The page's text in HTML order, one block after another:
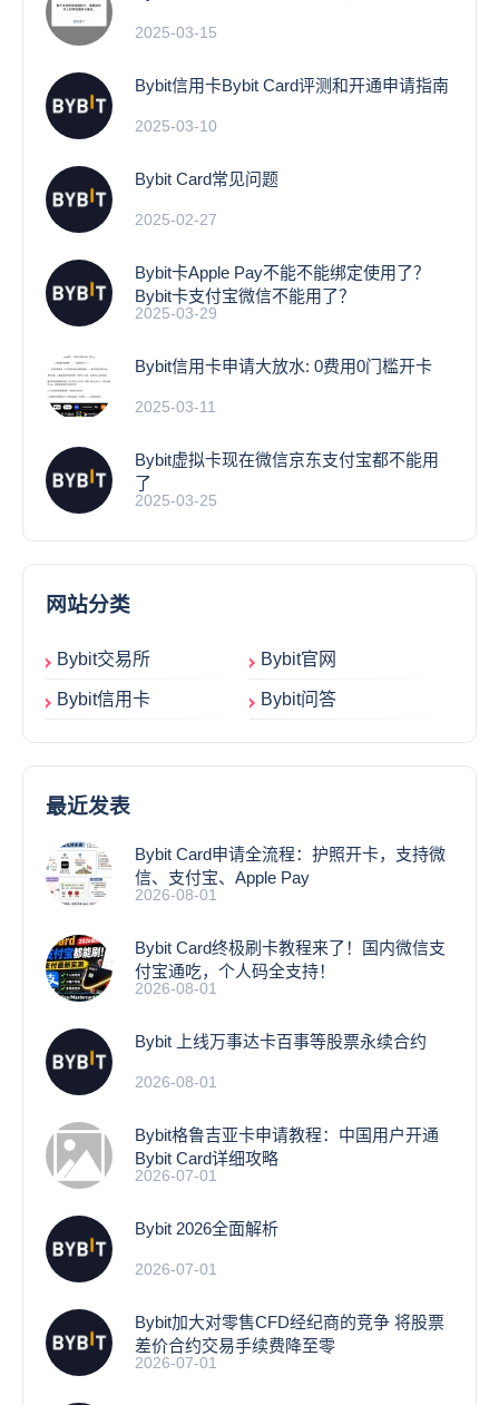
2025-03-15
Bybit信用卡Bybit Card评测和开通申请指南
2025-03-10
Bybit Card常见问题
2025-02-27
Bybit卡Apple Pay不能不能绑定使用了？
Bybit卡支付宝微信不能用了？
2025-03-29
Bybit信用卡申请大放水: 0费用0门槛开卡
2025-03-11
Bybit虚拟卡现在微信京东支付宝都不能用
了
2025-03-25
网站分类
Bybit交易所 Bybit官网
Bybit信用卡 Bybit问答
最近发表
Bybit Card申请全流程：护照开卡，支持微
信、支付宝、Apple Pay
2026-08-01
Bybit Card终极刷卡教程来了！国内微信支
付宝通吃，个人码全支持！
2026-08-01
Bybit 上线万事达卡百事等股票永续合约
2026-08-01
Bybit格鲁吉亚卡申请教程：中国用户开通
Bybit Card详细攻略
2026-07-01
Bybit 2026全面解析
2026-07-01
Bybit加大对零售CFD经纪商的竞争 将股票
差价合约交易手续费降至零
2026-07-01